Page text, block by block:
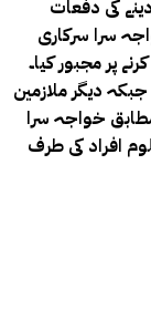
کی دفعات
سرا سرکاری
پر مجبور کیا۔
دیگر ملازمین
خواجہ سرا
افراد کی طرف